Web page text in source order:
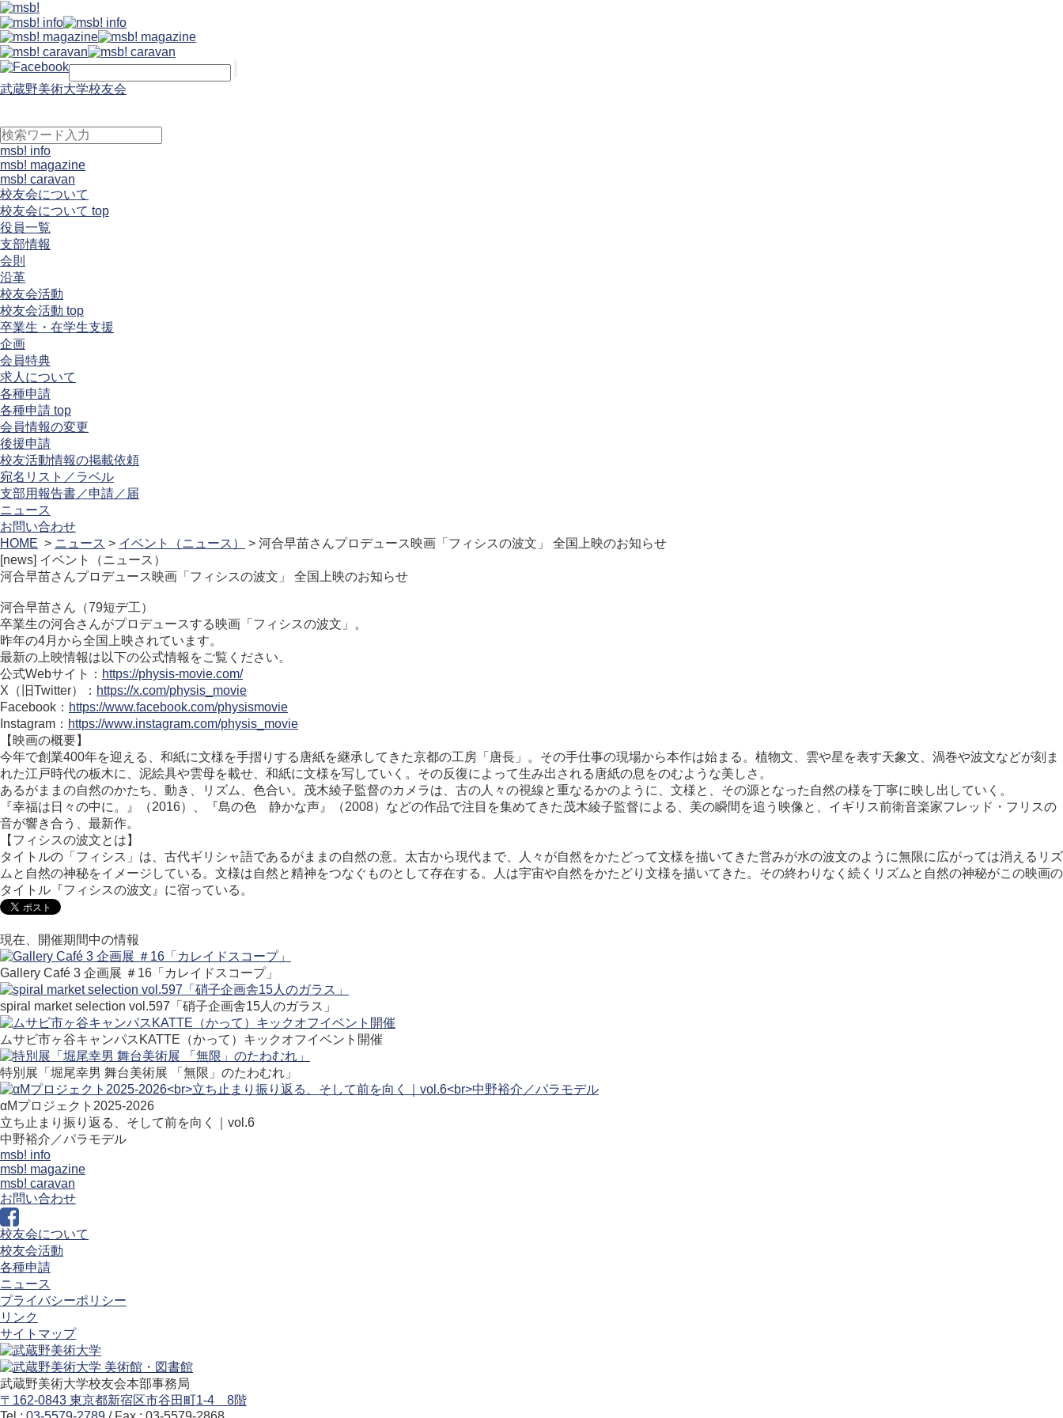
武蔵野美術大学校友会
msb! info
msb! magazine
msb! caravan
校友会について
校友会について top
役員一覧
支部情報
会則
沿革
校友会活動
校友会活動 top
卒業生・在学生支援
企画
会員特典
求人について
各種申請
各種申請 top
会員情報の変更
後援申請
校友活動情報の掲載依頼
宛名リスト／ラベル
支部用報告書／申請／届
ニュース
お問い合わせ
HOME > ニュース > イベント（ニュース）
> 河合早苗さんプロデュース映画「フィシスの波文」 全国上映のお知らせ
[news] イベント（ニュース）
河合早苗さんプロデュース映画「フィシスの波文」 全国上映のお知らせ
河合早苗さん（79短デ工）
卒業生の河合さんがプロデュースする映画「フィシスの波文」。
昨年の4月から全国上映されています。
最新の上映情報は以下の公式情報をご覧ください。
公式Webサイト： https://physis-movie.com/
X（旧Twitter）： https://x.com/physis_movie
Facebook： https://www.facebook.com/physismovie
Instagram： https://www.instagram.com/physis_movie
【映画の概要】
今年で創業400年を迎える、和紙に文様を手摺りする唐紙を継承してきた京都の工房「唐長」。その手仕事の現場から本作は始まる。植物文、雲や星を表す天象文、渦巻や波文などが刻ま
れた江戸時代の板木に、泥絵具や雲母を載せ、和紙に文様を写していく。その反復によって生み出される唐紙の息をのむような美しさ。
あるがままの自然のかたち、動き、リズム、色合い。茂木綾子監督のカメラは、古の人々の視線と重なるかのように、文様と、その源となった自然の様を丁寧に映し出していく。
『幸福は日々の中に。』（2016）、『島の色 静かな声』（2008）などの作品で注目を集めてきた茂木綾子監督による、美の瞬間を追う映像と、イギリス前衛音楽家フレッド・フリスの
音が響き合う、最新作。
【フィシスの波文とは】
タイトルの「フィシス」は、古代ギリシャ語であるがままの自然の意。太古から現代まで、人々が自然をかたどって文様を描いてきた営みが水の波文のように無限に広がっては消えるリズ
ムと自然の神秘をイメージしている。文様は自然と精神をつなぐものとして存在する。人は宇宙や自然をかたどり文様を描いてきた。その終わりなく続くリズムと自然の神秘がこの映画の
タイトル『フィシスの波文』に宿っている。
現在、開催期間中の情報
Gallery Café 3 企画展 ＃16「カレイドスコープ」
spiral market selection vol.597「硝子企画舎15人のガラス」
ムサビ市ヶ谷キャンパスKATTE（かって）キックオフイベント開催
特別展「堀尾幸男 舞台美術展 「無限」のたわむれ」
αMプロジェクト2025-2026
立ち止まり振り返る、そして前を向く｜vol.6
中野裕介／パラモデル
msb! info
msb! magazine
msb! caravan
お問い合わせ
校友会について
校友会活動
各種申請
ニュース
プライバシーポリシー
リンク
サイトマップ
武蔵野美術大学校友会本部事務局
〒162-0843 東京都新宿区市谷田町1-4 8階